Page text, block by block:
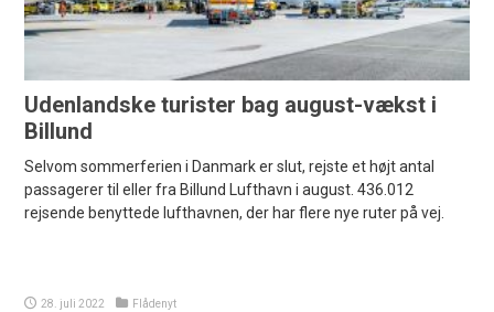
Udenlandske turister bag august-vækst i
Billund
Selvom sommerferien i Danmark er slut, rejste et højt antal
passagerer til eller fra Billund Lufthavn i august. 436.012
rejsende benyttede lufthavnen, der har flere nye ruter på vej.
28. juli 2022 Flådenyt